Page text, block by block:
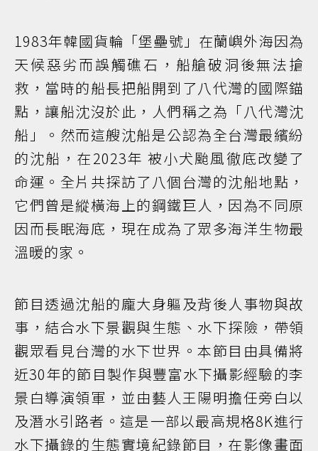
1983年韓國貨輪「堡壘號」在蘭嶼外海因為
天候惡劣而誤觸礁石，船艙破洞後無法搶
救，當時的船長把船開到了八代灣的國際錨
點，讓船沈沒於此，人們稱之為「八代灣沈
船」。然而這艘沈船是公認為全台灣最繽紛
的沈船，在2023年 被小犬颱風徹底改變了
命運。全片共探訪了八個台灣的沈船地點，
它們曾是縱橫海上的鋼鐵巨人，因為不同原
因而長眠海底，現在成為了眾多海洋生物最
溫暖的家。
節目透過沈船的龐大身軀及背後人事物與故
事，結合水下景觀與生態、水下探險，帶領
觀眾看見台灣的水下世界。本節目由具備將
近30年的節目製作與豐富水下攝影經驗的李
景白導演領軍，並由藝人王陽明擔任旁白以
及潛水引路者。這是一部以最高規格8K進行
水下攝錄的生態實境紀錄節目，在影像畫面